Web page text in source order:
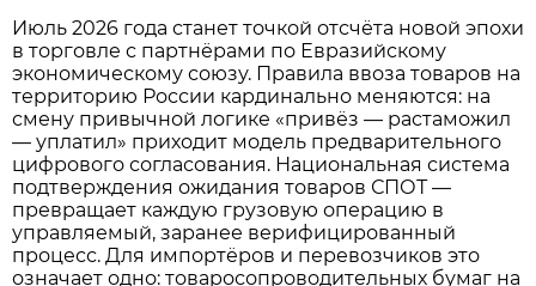
Июль 2026 года станет точкой отсчёта новой эпохи
в торговле с партнёрами по Евразийскому
экономическому союзу. Правила ввоза товаров на
территорию России кардинально меняются: на
смену привычной логике «привёз — растаможил
— уплатил» приходит модель предварительного
цифрового согласования. Национальная система
подтверждения ожидания товаров СПОТ —
превращает каждую грузовую операцию в
управляемый, заранее верифицированный
процесс. Для импортёров и перевозчиков это
означает одно: товаросопроводительных бумаг на